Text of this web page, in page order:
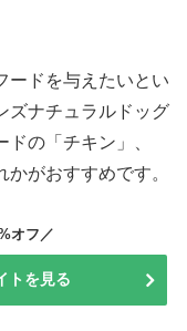
ードを与えたいとい
ズナチュラルドッグ
の「チキン」、
かがおすすめです。
オフ／
トを見る